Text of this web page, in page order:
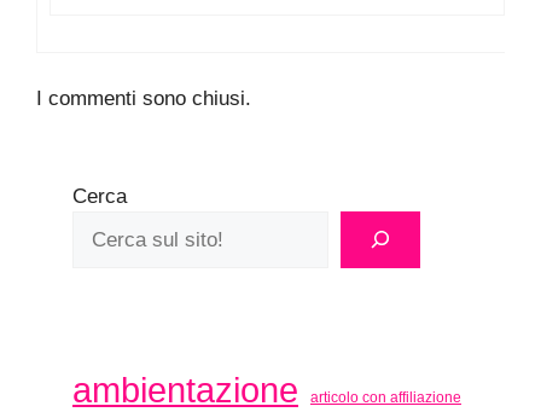
I commenti sono chiusi.
Cerca
ambientazione articolo con affiliazione